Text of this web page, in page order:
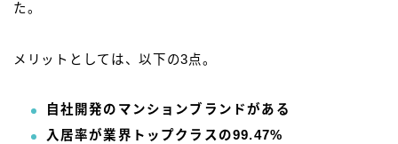
た。
メリットとしては、以下の3点。
自社開発のマンションブランドがある
入居率が業界トップクラスの99.47%